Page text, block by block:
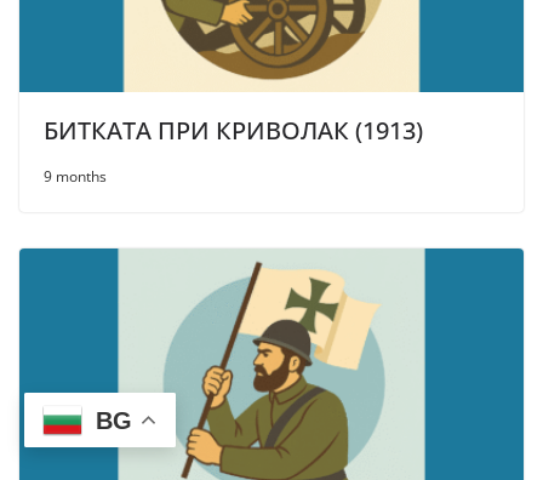
БИТКАТА ПРИ КРИВОЛАК (1913)
9 months
BG